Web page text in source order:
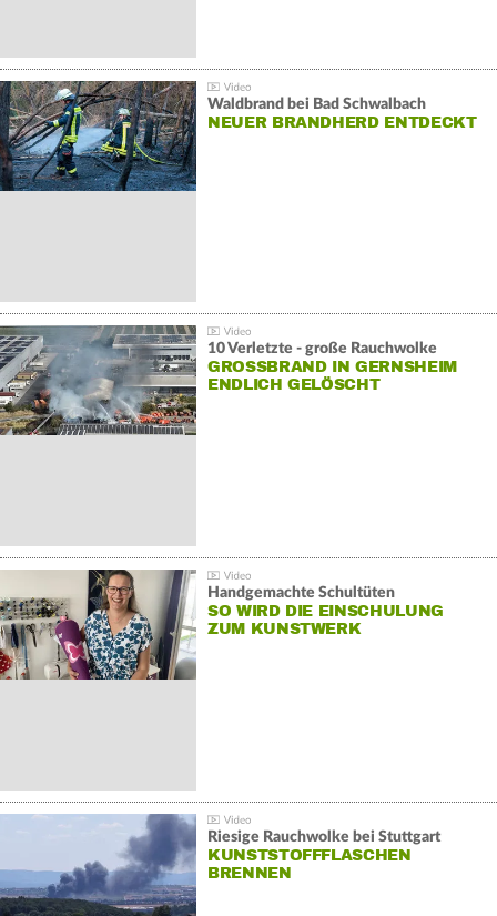
Waldbrand bei Bad Schwalbach
NEUER BRANDHERD ENTDECKT
10 Verletzte - große Rauchwolke
GROSSBRAND IN GERNSHEIM E
NDLICH GELÖSCHT
Handgemachte Schultüten
SO WIRD DIE EINSCHULUNG
ZUM KUNSTWERK
Riesige Rauchwolke bei Stuttgart
KUNSTSTOFFFLASCHEN
BRENNEN